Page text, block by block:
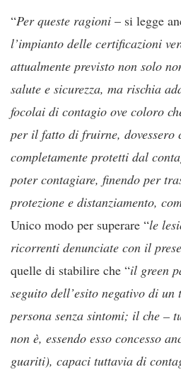
“Per queste ragioni – si legge
l’impianto delle certificazioni
attualmente previsto non solo
salute e sicurezza, ma rischia
focolai di contagio ove coloro
per il fatto di fruirne, dovessero
completamente protetti dal
poter contagiare, finendo per
protezione e distanziamento,
Unico modo per superare “le
ricorrenti denunciate con il
quelle di stabilire che “il green
seguito dell’esito negativo di
persona senza sintomi; il che –
non è, essendo esso concesso
guariti), capaci tuttavia di